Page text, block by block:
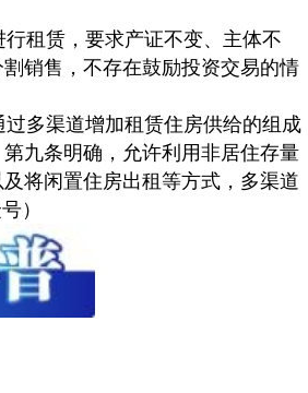
租赁，要求产证不变、主体不
销售，不存在鼓励投资交易的情
多渠道增加租赁住房供给的组成
九条明确，允许利用非居住存量
将闲置住房出租等方式，多渠道
）